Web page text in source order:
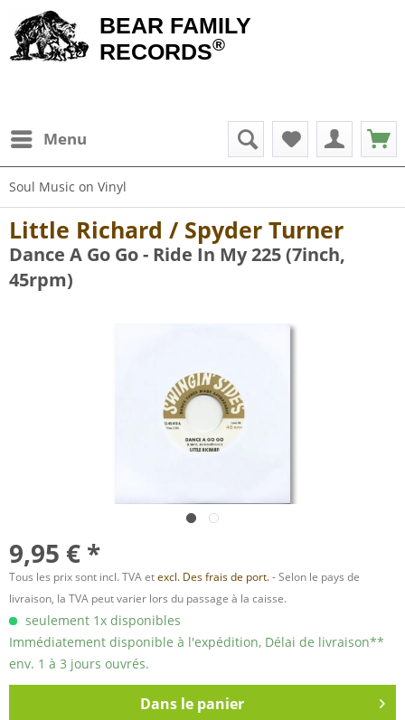
BEAR FAMILY
RECORDS®
Menu
Soul Music on Vinyl
Little Richard / Spyder Turner
Dance A Go Go - Ride In My 225 (7inch,
45rpm)
9,95 € *
Tous les prix sont incl. TVA etexcl. Des frais de port.- Selon le pays de
livraison, la TVA peut varier lors du passage à la caisse.
seulement 1x disponibles
Immédiatement disponible à l'expédition, Délai de livraison**
env. 1 à 3 jours ouvrés.
Dans le panier